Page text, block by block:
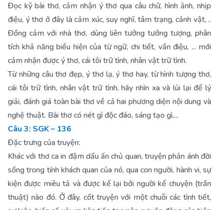
Đọc kỹ bài thơ, cảm nhận ý thơ qua câu chữ, hình ảnh, nhịp
điệu, ý thơ ở đây là cảm xúc, suy nghĩ, tâm trạng, cảnh vật, ..
Đồng cảm với nhà thơ, dùng liên tưởng tưởng tượng, phân
tích khả năng biểu hiện của từ ngữ, chi tiết, vần điệu, ... mới
cảm nhận được ý thơ, cái tôi trữ tình, nhân vật trữ tình.
Từ những câu thơ đẹp, ý thơ lạ, ý thơ hay, từ hình tượng thơ,
cái tôi trữ tình, nhân vật trữ tình, hãy nhìn xa và lùi lại để lý
giải, đánh giá toàn bài thơ về cả hai phương diện nội dung và
nghệ thuật. Bài thơ có nét gì độc đáo, sáng tạo gì,...
Câu 3: SGK – 136
Đặc trưng của truyện:
Khác với thơ ca in đậm dấu ấn chủ quan, truyện phản ánh đời
sống trong tính khách quan của nó, qua con người, hành vi, sự
kiện được miêu tả và được kể lại bởi người kể chuyện (trần
thuật) nào đó. Ở đây, cốt truyện với một chuỗi các tình tiết,